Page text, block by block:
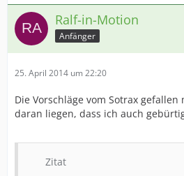
Ralf-in-Motion
Anfänger
25. April 2014 um 22:20
Die Vorschläge vom Sotrax
daran liegen, dass ich auch
Zitat